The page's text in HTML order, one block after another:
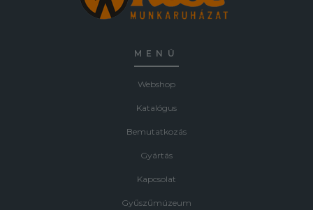
MENÜ
Webshop
Katalógus
Bemutatkozás
Gyártás
Kapcsolat
Gyűszűmúzeum